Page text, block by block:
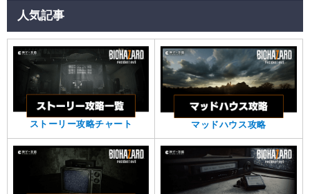
人気記事
ストーリー攻略チャート マッドハウス攻略